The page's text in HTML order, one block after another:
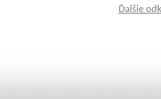
Ďalšie